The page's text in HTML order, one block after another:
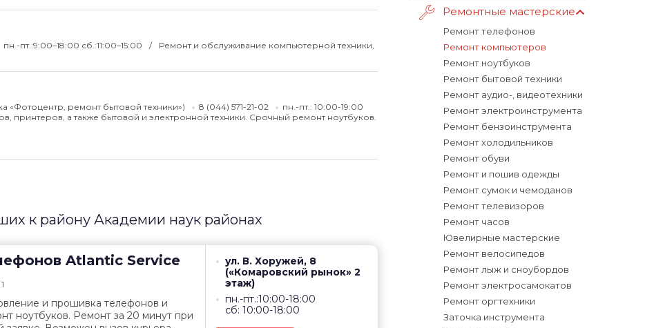
пн.-пт.:9:00–18:00 сб.:11:00–15:00
Ремонт и обслуживание компьютерной техники,
«Фотоцентр, ремонт бытовой техники») 8 (044) 571-21-02
пн.-пт.: 10:00-19:00
принтеров, а также бытовой и электронной техники. Срочный ремонт ноутбуков.
к району Академии наук районах
Atlantic Service
ул. В. Хоружей, 8
(«Комаровский рынок» 2
этаж)
пн.-пт.:10:00-18:00
сб: 10:00-18:00
и прошивка телефонов и
ноутбуков. Ремонт за 20 минут при
Ремонтные мастерские
Ремонт телефонов
Ремонт компьютеров
Ремонт ноутбуков
Ремонт бытовой техники
Ремонт аудио-, видеотехники
Ремонт электроинструмента
Ремонт бензоинструмента
Ремонт холодильников
Ремонт обуви
Ремонт и пошив одежды
Ремонт сумок и чемоданов
Ремонт телевизоров
Ремонт часов
Ювелирные мастерские
Ремонт велосипедов
Ремонт лыж и сноубордов
Ремонт электросамокатов
Ремонт оргтехники
Заточка инструмента